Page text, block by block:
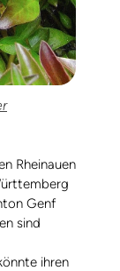
Rheinauen
Genf
sind
ihren